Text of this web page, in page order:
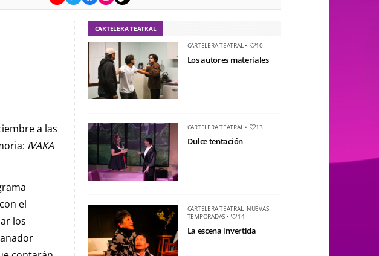
a las
IVAKA
el
los
CARTELERA TEATRAL
CARTELERA TEATRAL• 10
Los autores materiales
CARTELERA TEATRAL• 13
Dulce tentación
CARTELERA TEATRAL, NUEVAS
TEMPORADAS • 14
La escena invertida